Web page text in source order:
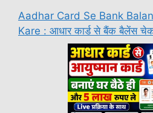
Aadhar Card Se Bank
Kare : आधार कार्ड से बैंक बैलेंस